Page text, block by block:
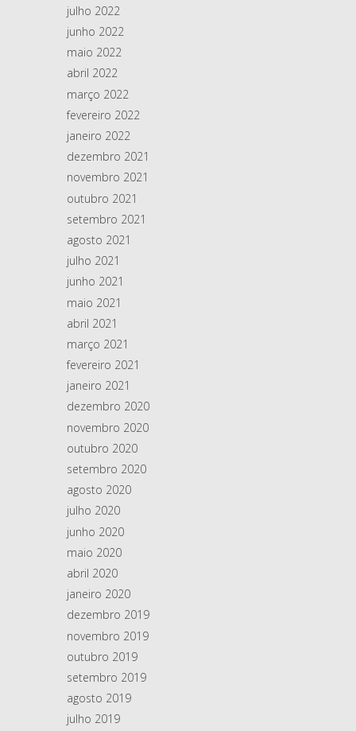
julho 2022
junho 2022
maio 2022
abril 2022
março 2022
fevereiro 2022
janeiro 2022
dezembro 2021
novembro 2021
outubro 2021
setembro 2021
agosto 2021
julho 2021
junho 2021
maio 2021
abril 2021
março 2021
fevereiro 2021
janeiro 2021
dezembro 2020
novembro 2020
outubro 2020
setembro 2020
agosto 2020
julho 2020
junho 2020
maio 2020
abril 2020
janeiro 2020
dezembro 2019
novembro 2019
outubro 2019
setembro 2019
agosto 2019
julho 2019